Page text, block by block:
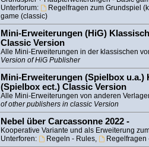
Unterforum:
Regelfragen zum Grundspiel
game (classic)
Mini-Erweiterungen (HiG)
Classic Version
Alle Mini-Erweiterungen in der klassischen
Version of HiG Publisher
Mini-Erweiterungen (Spielbox
(Spielbox ect.) Classic Version
Alle Mini-Erweiterungen von anderen
of other publishers in classic Version
Nebel über Carcassonne 2022 -
Kooperative Variante und als Erweiterung
Unterforen:
Regeln - Rules, Regelfragen